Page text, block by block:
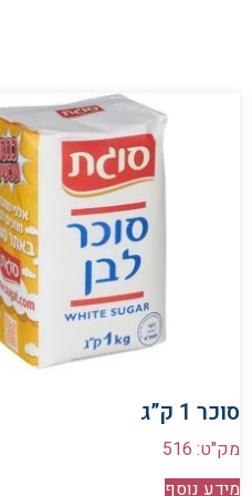
סוכר 1 ק”ג
מק"ט: 516
מידע נוסף